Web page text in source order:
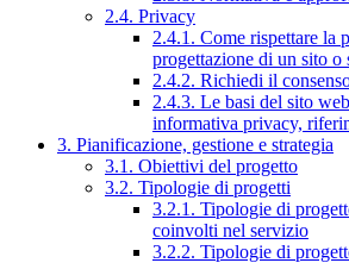
2.4. Privacy
2.4.1. Come rispettare la
progettazione di un sito
2.4.2. Richiedi il
2.4.3. Le basi del sito
informativa privacy,
3. Pianificazione, gestione e strategia
3.1. Obiettivi del progetto
3.2. Tipologie di progetti
3.2.1. Tipologie di
coinvolti nel servizio
3.2.2. Tipologie di